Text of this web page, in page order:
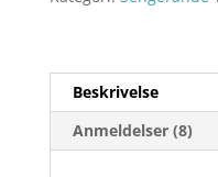
Beskrivelse
Anmeldelser (8)